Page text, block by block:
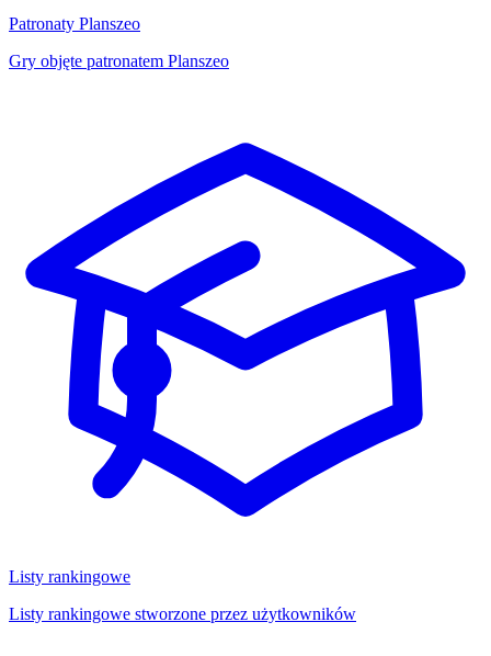
Patronaty Planszeo
Gry objęte patronatem Planszeo
Listy rankingowe
Listy rankingowe stworzone przez użytkowników